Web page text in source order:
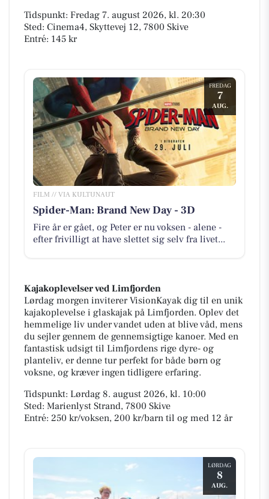
Tidspunkt: Fredag 7. august 2026, kl. 20:30
Sted: Cinema4, Skyttevej 12, 7800 Skive
Entré: 145 kr
FREDAG
7
AUG.
FILM // VIA KULTUNAUT
Spider-Man: Brand New Day - 3D
Fire år er gået, og Peter er nu voksen - alene -
efter frivilligt at have slettet sig selv fra livet...
Kajakoplevelser ved Limfjorden
Lørdag morgen inviterer VisionKayak dig til en unik
kajakoplevelse i glaskajak på Limfjorden. Oplev det
hemmelige liv under vandet uden at blive våd, mens
du sejler gennem de gennemsigtige kanoer. Med en
fantastisk udsigt til Limfjordens rige dyre- og
planteliv, er denne tur perfekt for både børn og
voksne, og kræver ingen tidligere erfaring.
Tidspunkt: Lørdag 8. august 2026, kl. 10:00
Sted: Marienlyst Strand, 7800 Skive
Entré: 250 kr/voksen, 200 kr/barn til og med 12 år
LØRDAG
8
AUG.